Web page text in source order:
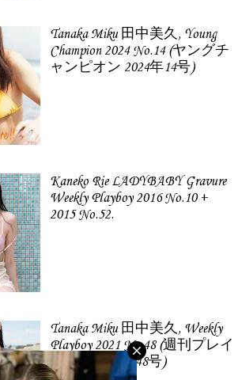
Tanaka Miku 田中美久, Young
Champion 2024 No.14 (ヤングチ
ャンピオン 2024年14号)
Kaneko Rie LADYBABY Gravure
Weekly Playboy 2016 No.10 +
2015 No.52.
Tanaka Miku 田中美久, Weekly
Playboy 2021 No.48 (週刊プレイ
ボーイ 2021年48号)